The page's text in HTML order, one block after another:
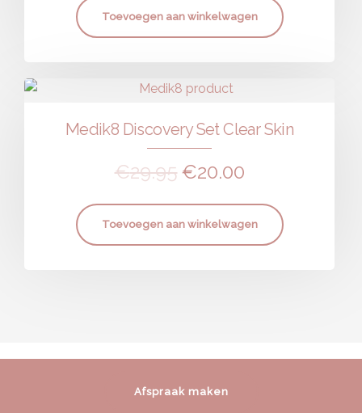
Toevoegen aan winkelwagen
Medik8 Discovery Set Clear Skin
€29.95 €20.00
Toevoegen aan winkelwagen
Afspraak maken